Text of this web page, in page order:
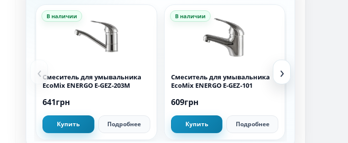
‹
В наличии
Смеситель для умывальника
EcoMix ENERGO E-GEZ-203M
641грн
Купить Подробнее
В наличии
Смеситель для умывальника
EcoMix ENERGO E-GEZ-101
609грн
Купить Подробнее
›